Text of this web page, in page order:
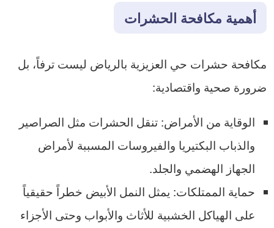
أهمية مكافحة الحشرات
مكافحة حشرات حي العزيزية بالرياض ليست ترفاً، بل
ضرورة صحية واقتصادية:
الوقاية من الأمراض: تنقل الحشرات مثل الصراصير
والذباب البكتيريا والفيروسات المسببة لأمراض
الجهاز الهضمي والجلد.
حماية الممتلكات: يمثل النمل الأبيض خطراً حقيقياً
على الهياكل الخشبية للأثاث والأبواب وحتى الأجزاء